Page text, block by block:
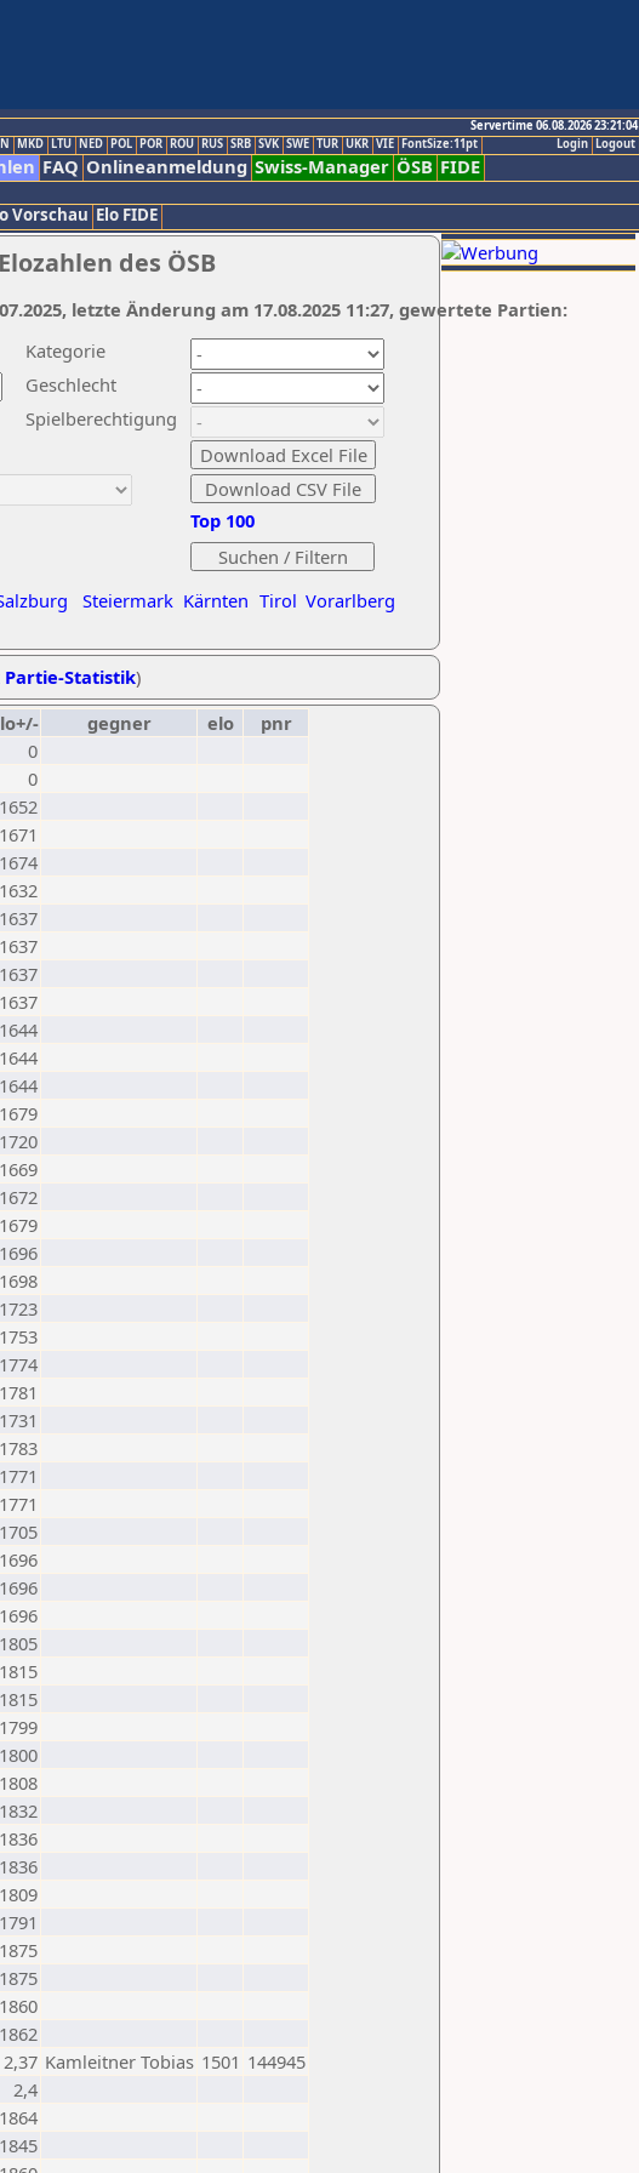
Servertime 06.08.2026 23:21:04
Logout
Login
MKD LTU NED POL POR ROU RUS SRB SVK SWE TUR UKR VIE FontSize:11pt
FAQ Onlineanmeldung Swiss-Manager ÖSB FIDE
Vorschau Elo FIDE
des ÖSB
Kategorie
Geschlecht
Spielberechtigung
Steiermark Kärnten Tirol Vorarlberg
Top 100
letzte Änderung am 17.08.2025 11:27, gewertete Partien:
Statistik)
gegner elo
pnr
0
0
1652
1671
1674
1632
1637
1637
1637
1637
1644
1644
1644
1679
1720
1669
1672
1679
1696
1698
1723
1753
1774
1781
1731
1783
1771
1771
1705
1696
1696
1696
1805
1815
1815
1799
1800
1808
1832
1836
1836
1809
1791
1875
1875
1860
1862
2,37 Kamleitner Tobias 1501 144945
2,4
1864
1845